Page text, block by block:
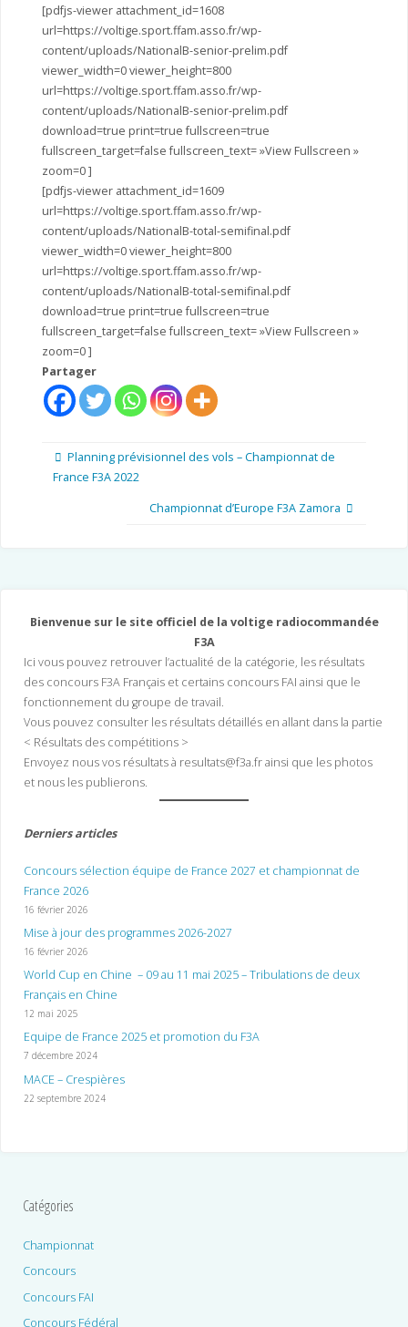
[pdfjs-viewer attachment_id=1608
url=https://voltige.sport.ffam.asso.fr/wp-
content/uploads/NationalB-senior-prelim.pdf
viewer_width=0 viewer_height=800
url=https://voltige.sport.ffam.asso.fr/wp-
content/uploads/NationalB-senior-prelim.pdf
download=true print=true fullscreen=true
fullscreen_target=false fullscreen_text= »View Fullscreen »
zoom=0 ]
[pdfjs-viewer attachment_id=1609
url=https://voltige.sport.ffam.asso.fr/wp-
content/uploads/NationalB-total-semifinal.pdf
viewer_width=0 viewer_height=800
url=https://voltige.sport.ffam.asso.fr/wp-
content/uploads/NationalB-total-semifinal.pdf
download=true print=true fullscreen=true
fullscreen_target=false fullscreen_text= »View Fullscreen »
zoom=0 ]
Partager
Planning prévisionnel des vols – Championnat de
France F3A 2022
Championnat d’Europe F3A Zamora
Bienvenue sur le site officiel de la voltige radiocommandée
F3A
Ici vous pouvez retrouver l’actualité de la catégorie, les résultats
des concours F3A Français et certains concours FAI ainsi que le
fonctionnement du groupe de travail.
Vous pouvez consulter les résultats détaillés en allant dans la partie
< Résultats des compétitions >
Envoyez nous vos résultats à resultats@f3a.fr ainsi que les photos
et nous les publierons.
Derniers articles
Concours sélection équipe de France 2027 et championnat de
France 2026
16 février 2026
Mise à jour des programmes 2026-2027
16 février 2026
World Cup en Chine – 09 au 11 mai 2025 – Tribulations de deux
Français en Chine
12 mai 2025
Equipe de France 2025 et promotion du F3A
7 décembre 2024
MACE – Crespières
22 septembre 2024
Catégories
Championnat
Concours
Concours FAI
Concours Fédéral